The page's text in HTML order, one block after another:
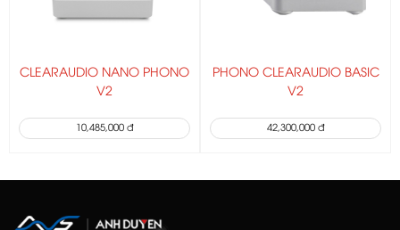
CLEARAUDIO NANO PHONO
V2
10,485,000 đ
PHONO CLEARAUDIO BASIC
V2
42,300,000 đ